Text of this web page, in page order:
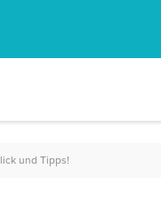
und Tipps!